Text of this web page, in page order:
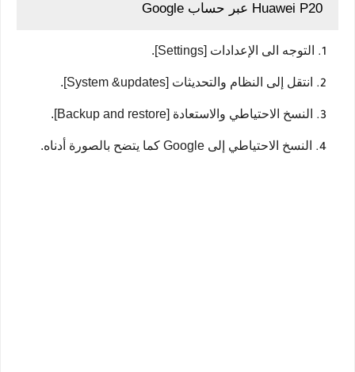
Huawei P20 عبر حساب Google
التوجه الى الإعدادات [Settings].
انتقل إلى النظام والتحديثات [System &updates].
النسخ الاحتياطي والاستعادة [Backup and restore].
النسخ الاحتياطي إلى Google كما يتضح بالصورة أدناه.